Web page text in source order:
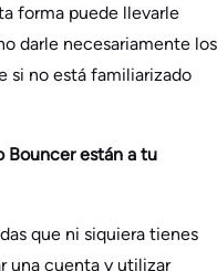
forma puede llevarle
darle necesariamente los
si no está familiarizado
están a tu
que ni siquiera tienes
una cuenta y utilizar